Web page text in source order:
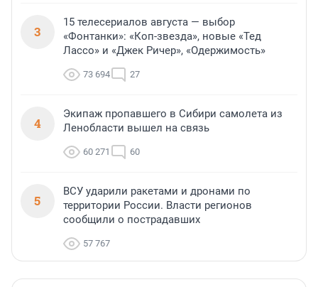
3
15 телесериалов августа — выбор
«Фонтанки»: «Коп-звезда», новые «Тед
Лассо» и «Джек Ричер», «Одержимость»
73 694 27
4
Экипаж пропавшего в Сибири самолета из
Ленобласти вышел на связь
60 271 60
5
ВСУ ударили ракетами и дронами по
территории России. Власти регионов
сообщили о пострадавших
57 767